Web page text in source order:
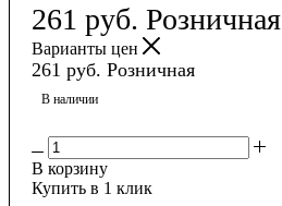
261 руб. Розничная
Варианты цен
261 руб. Розничная
В наличии
В корзину
Купить в 1 клик